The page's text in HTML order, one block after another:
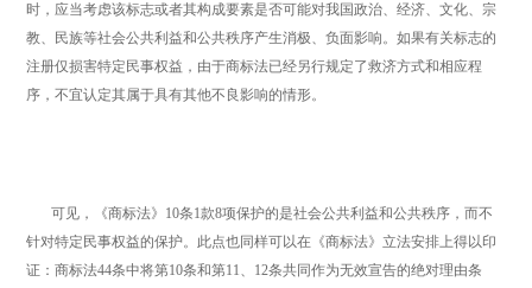
时，应当考虑该标志或者其构成要素是否可能对我国政治、经济、文化、宗
教、民族等社会公共利益和公共秩序产生消极、负面影响。如果有关标志的
注册仅损害特定民事权益，由于商标法已经另行规定了救济方式和相应程
序，不宜认定其属于具有其他不良影响的情形。
可见，《商标法》10条1款8项保护的是社会公共利益和公共秩序，而不
针对特定民事权益的保护。此点也同样可以在《商标法》立法安排上得以印
证：商标法44条中将第10条和第11、12条共同作为无效宣告的绝对理由条